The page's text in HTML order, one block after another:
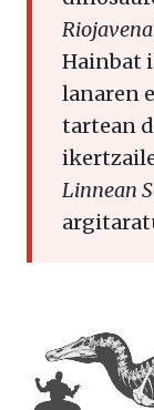
Hainbat
lanaren
tartean
Linnean